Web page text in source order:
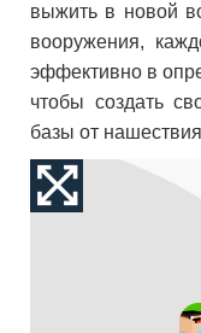
выжить в новой
вооружения,
эффективно в
чтобы создать
базы от